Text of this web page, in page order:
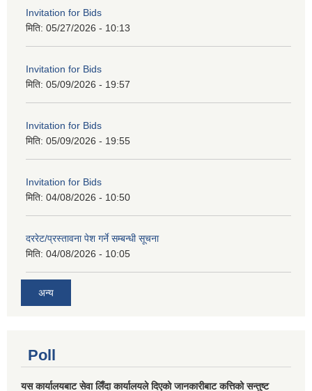
Invitation for Bids
मिति: 05/27/2026 - 10:13
Invitation for Bids
मिति: 05/09/2026 - 19:57
Invitation for Bids
मिति: 05/09/2026 - 19:55
Invitation for Bids
मिति: 04/08/2026 - 10:50
दररेट/प्रस्तावना पेश गर्ने सम्बन्धी सूचना
मिति: 04/08/2026 - 10:05
अन्य
Poll
यस कार्यालयबाट सेवा लिँदा कार्यालयले दिएको जानकारीबाट कत्तिको सन्तुष्ट